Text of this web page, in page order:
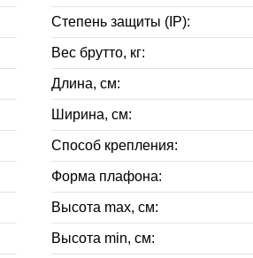
Степень защиты (IP):
Вес брутто, кг:
Длина, см:
Ширина, см:
Способ крепления:
Форма плафона:
Высота max, см:
Высота min, см: